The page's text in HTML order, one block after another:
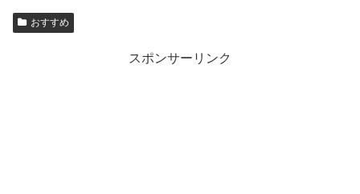
おすすめ
スポンサーリンク